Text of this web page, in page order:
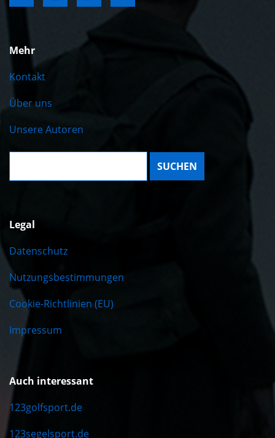
Mehr
Kontakt
Über uns
Unsere Autoren
Suche:
Legal
Datenschutz
Nutzungsbestimmungen
Cookie-Richtlinien (EU)
Impressum
Auch interessant
123golfsport.de
123segelsport.de